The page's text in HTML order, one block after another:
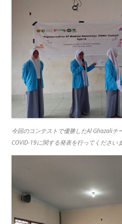
今回のコンテストで優勝したAl Ghazaliチ
COVID-19に関する発表を行ってくださいま